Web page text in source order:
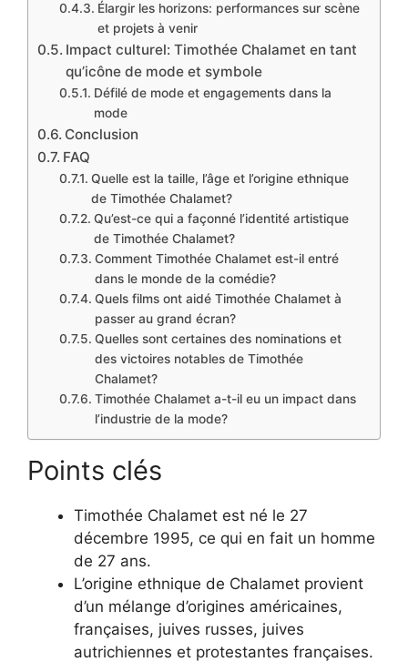
Élargir les horizons: performances sur scène
et projets à venir
Impact culturel: Timothée Chalamet en tant
qu’icône de mode et symbole
Défilé de mode et engagements dans la
mode
Conclusion
FAQ
Quelle est la taille, l’âge et l’origine ethnique
de Timothée Chalamet?
Qu’est-ce qui a façonné l’identité artistique
de Timothée Chalamet?
Comment Timothée Chalamet est-il entré
dans le monde de la comédie?
Quels films ont aidé Timothée Chalamet à
passer au grand écran?
Quelles sont certaines des nominations et
des victoires notables de Timothée
Chalamet?
Timothée Chalamet a-t-il eu un impact dans
l’industrie de la mode?
Points clés
Timothée Chalamet est né le 27
décembre 1995, ce qui en fait un homme
de 27 ans.
L’origine ethnique de Chalamet provient
d’un mélange d’origines américaines,
françaises, juives russes, juives
autrichiennes et protestantes françaises.